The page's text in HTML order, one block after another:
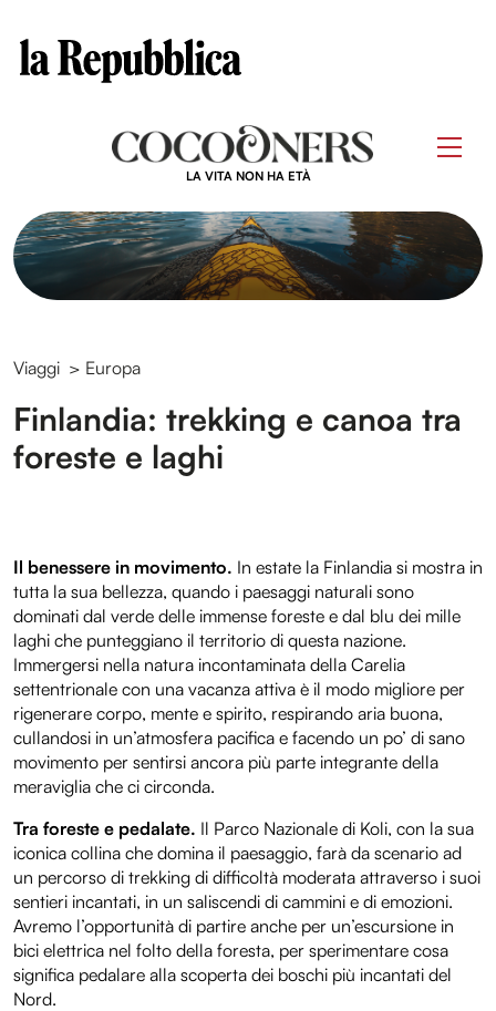
LA VITA NON HA ETÀ
Viaggi > Europa
Finlandia: trekking e canoa tra
foreste e laghi
Il benessere in movimento. In estate la Finlandia si mostra in
tutta la sua bellezza, quando i paesaggi naturali sono
dominati dal verde delle immense foreste e dal blu dei mille
laghi che punteggiano il territorio di questa nazione.
Immergersi nella natura incontaminata della Carelia
settentrionale con una vacanza attiva è il modo migliore per
rigenerare corpo, mente e spirito, respirando aria buona,
cullandosi in un’atmosfera pacifica e facendo un po’ di sano
movimento per sentirsi ancora più parte integrante della
meraviglia che ci circonda.
Tra foreste e pedalate. Il Parco Nazionale di Koli, con la sua
iconica collina che domina il paesaggio, farà da scenario ad
un percorso di trekking di difficoltà moderata attraverso i suoi
sentieri incantati, in un saliscendi di cammini e di emozioni.
Avremo l’opportunità di partire anche per un’escursione in
bici elettrica nel folto della foresta, per sperimentare cosa
significa pedalare alla scoperta dei boschi più incantati del
Nord.